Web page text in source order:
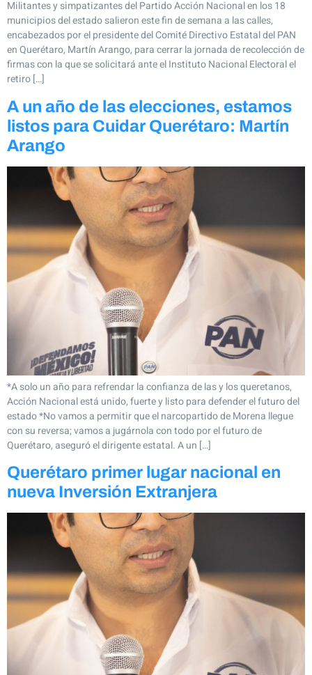
Militantes y simpatizantes del Partido Acción Nacional en los 18
municipios del estado salieron este fin de semana a las calles,
encabezados por el presidente del Comité Directivo Estatal del PAN
en Querétaro, Martín Arango, para cerrar la jornada de recolección de
firmas con la que se solicitará ante el Instituto Nacional Electoral el
retiro […]
A un año de las elecciones, estamos
listos para Cuidar Querétaro: Martín
Arango
*A solo un año para refrendar la confianza de las y los queretanos,
Acción Nacional está unido, fuerte y listo para defender el futuro del
estado *No vamos a permitir que el narcopartido de Morena llegue
con su reversa; vamos a jugárnola con todo por el futuro de
Querétaro, aseguró el dirigente estatal. A un […]
Querétaro primer lugar nacional en
nueva Inversión Extranjera